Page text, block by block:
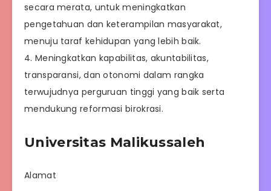
secara merata, untuk meningkatkan
pengetahuan dan keterampilan masyarakat,
menuju taraf kehidupan yang lebih baik.
4. Meningkatkan kapabilitas, akuntabilitas,
transparansi, dan otonomi dalam rangka
terwujudnya perguruan tinggi yang baik serta
mendukung reformasi birokrasi.
Universitas Malikussaleh
Alamat